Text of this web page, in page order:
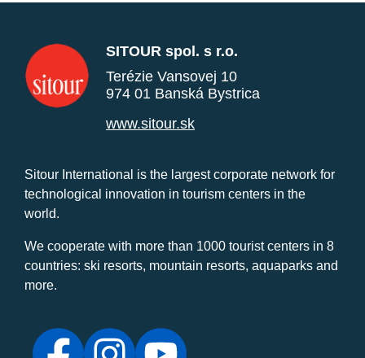
SITOUR spol. s r.o.
Terézie Vansovej 10
974 01 Banská Bystrica
www.sitour.sk
Sitour International is the largest corporate network for
technological innovation in tourism centers in the
world.
We cooperate with more than 1000 tourist centers in 8
countries: ski resorts, mountain resorts, aquaparks and
more.